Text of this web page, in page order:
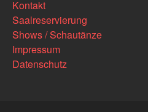
Kontakt
Saalreservierung
Shows / Schautänze
Impressum
Datenschutz